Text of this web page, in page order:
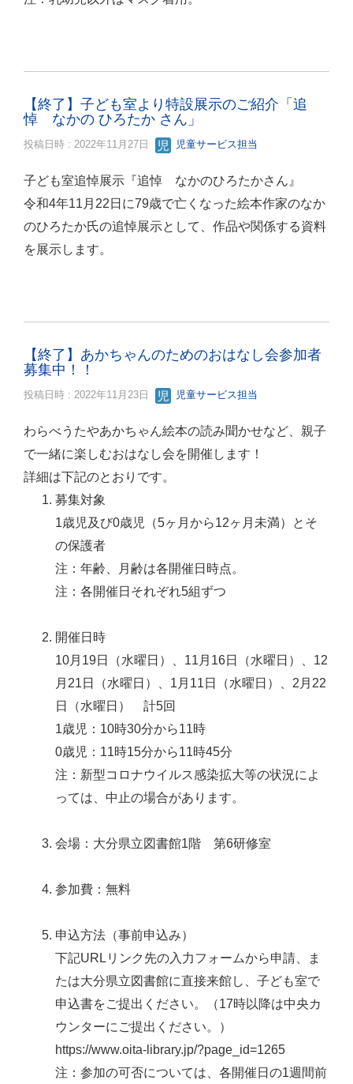
【終了】子ども室より特設展示のご紹介「追
悼 なかの ひろたか さん」
投稿日時 : 2022年11月27日 児童サービス担当
子ども室追悼展示『追悼 なかのひろたかさん』
令和4年11月22日に79歳で亡くなった絵本作家のなか
のひろたか氏の追悼展示として、作品や関係する資料
を展示します。
【終了】あかちゃんのためのおはなし会参加者
募集中！！
投稿日時 : 2022年11月23日 児童サービス担当
わらべうたやあかちゃん絵本の読み聞かせなど、親子
で一緒に楽しむおはなし会を開催します！
詳細は下記のとおりです。
募集対象
1歳児及び0歳児（5ヶ月から12ヶ月未満）とそ
の保護者
注：年齢、月齢は各開催日時点。
注：各開催日それぞれ5組ずつ
開催日時
10月19日（水曜日）、11月16日（水曜日）、12
月21日（水曜日）、1月11日（水曜日）、2月22
日（水曜日） 計5回
1歳児：10時30分から11時
0歳児：11時15分から11時45分
注：新型コロナウイルス感染拡大等の状況によ
っては、中止の場合があります。
会場：大分県立図書館1階 第6研修室
参加費：無料
申込方法（事前申込み）
下記URLリンク先の入力フォームから申請、ま
たは大分県立図書館に直接来館し、子ども室で
申込書をご提出ください。（17時以降は中央カ
ウンターにご提出ください。）
https://www.oita-library.jp/?page_id=1265
注：参加の可否については、各開催日の1週間前